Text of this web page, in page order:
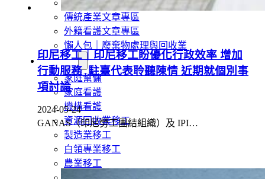
外籍移工文章專區
傳統產業文章專區
外籍看護文章專區
懶人包｜廢棄物處理與回收業
申請專區
家庭幫傭
家庭看護
機構看護
資源回收業移工
製造業移工
白領專業移工
農業移工
印尼移工｜印尼移工盼優化行政效率 增加
行動服務 駐臺代表聆聽陳情 近期就個別事
項討論
2024-05-24
GANAS（印尼勞工團結組織）及 IPI…